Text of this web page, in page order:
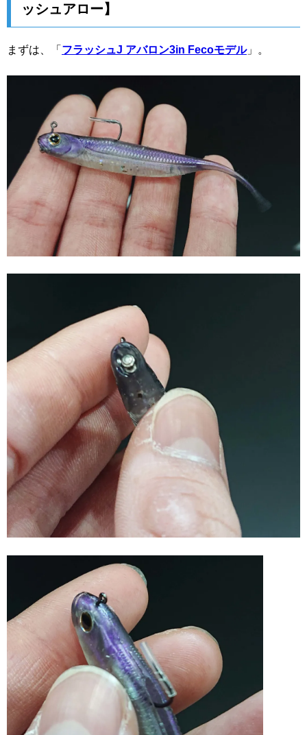
ッシュアロー】
まずは、「 フラッシュJ アバロン3in Fecoモデル」。